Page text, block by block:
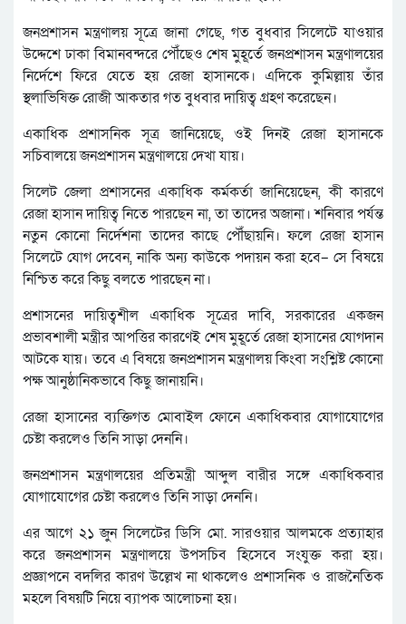
জনপ্রশাসন মন্ত্রণালয় সূত্রে জানা গেছে, গত বুধবার সিলেটে যাওয়ার
উদ্দেশে ঢাকা বিমানবন্দরে পৌঁছেও শেষ মুহূর্তে জনপ্রশাসন মন্ত্রণালয়ের
নির্দেশে ফিরে যেতে হয় রেজা হাসানকে। এদিকে কুমিল্লায় তাঁর
স্থলাভিষিক্ত রোজী আকতার গত বুধবার দায়িত্ব গ্রহণ করেছেন।
একাধিক প্রশাসনিক সূত্র জানিয়েছে, ওই দিনই রেজা হাসানকে
সচিবালয়ে জনপ্রশাসন মন্ত্রণালয়ে দেখা যায়।
সিলেট জেলা প্রশাসনের একাধিক কর্মকর্তা জানিয়েছেন, কী কারণে
রেজা হাসান দায়িত্ব নিতে পারছেন না, তা তাদের অজানা। শনিবার পর্যন্ত
নতুন কোনো নির্দেশনা তাদের কাছে পৌঁছায়নি। ফলে রেজা হাসান
সিলেটে যোগ দেবেন, নাকি অন্য কাউকে পদায়ন করা হবে– সে বিষয়ে
নিশ্চিত করে কিছু বলতে পারছেন না।
প্রশাসনের দায়িত্বশীল একাধিক সূত্রের দাবি, সরকারের একজন
প্রভাবশালী মন্ত্রীর আপত্তির কারণেই শেষ মুহূর্তে রেজা হাসানের যোগদান
আটকে যায়। তবে এ বিষয়ে জনপ্রশাসন মন্ত্রণালয় কিংবা সংশ্লিষ্ট কোনো
পক্ষ আনুষ্ঠানিকভাবে কিছু জানায়নি।
রেজা হাসানের ব্যক্তিগত মোবাইল ফোনে একাধিকবার যোগাযোগের
চেষ্টা করলেও তিনি সাড়া দেননি।
জনপ্রশাসন মন্ত্রণালয়ের প্রতিমন্ত্রী আব্দুল বারীর সঙ্গে একাধিকবার
যোগাযোগের চেষ্টা করলেও তিনি সাড়া দেননি।
এর আগে ২১ জুন সিলেটের ডিসি মো. সারওয়ার আলমকে প্রত্যাহার
করে জনপ্রশাসন মন্ত্রণালয়ে উপসচিব হিসেবে সংযুক্ত করা হয়।
প্রজ্ঞাপনে বদলির কারণ উল্লেখ না থাকলেও প্রশাসনিক ও রাজনৈতিক
মহলে বিষয়টি নিয়ে ব্যাপক আলোচনা হয়।